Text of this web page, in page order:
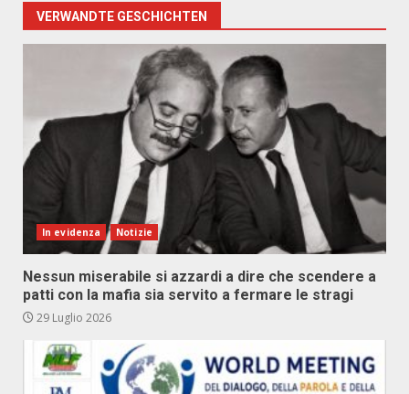
VERWANDTE GESCHICHTEN
In evidenza Notizie
Nessun miserabile si azzardi a dire che scendere a
patti con la mafia sia servito a fermare le stragi
29 Luglio 2026